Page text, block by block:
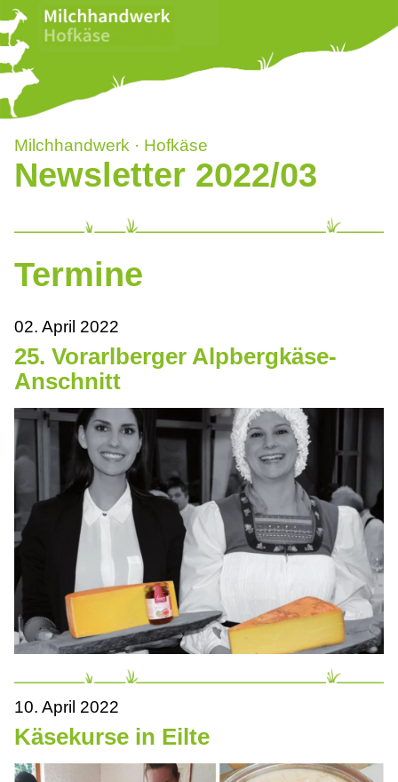
Milchhandwerk · Hofkäse
Newsletter 2022/03
Termine
02. April 2022
25. Vorarlberger Alpbergkäse-
Anschnitt
10. April 2022
Käsekurse in Eilte